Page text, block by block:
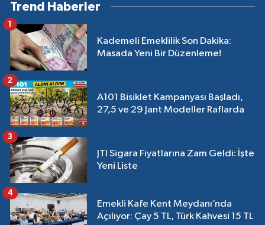
Trend Haberler
Kademeli Emeklilik Son Dakika:
Masada Yeni Bir Düzenleme!
1
A101 Bisiklet Kampanyası Başladı,
27,5 ve 29 Jant Modeller Raflarda
2
JTI Sigara Fiyatlarına Zam Geldi: İşte
Yeni Liste
3
Emekli Kafe Kent Meydanı’nda
Açılıyor: Çay 5 TL, Türk Kahvesi 15 TL
4